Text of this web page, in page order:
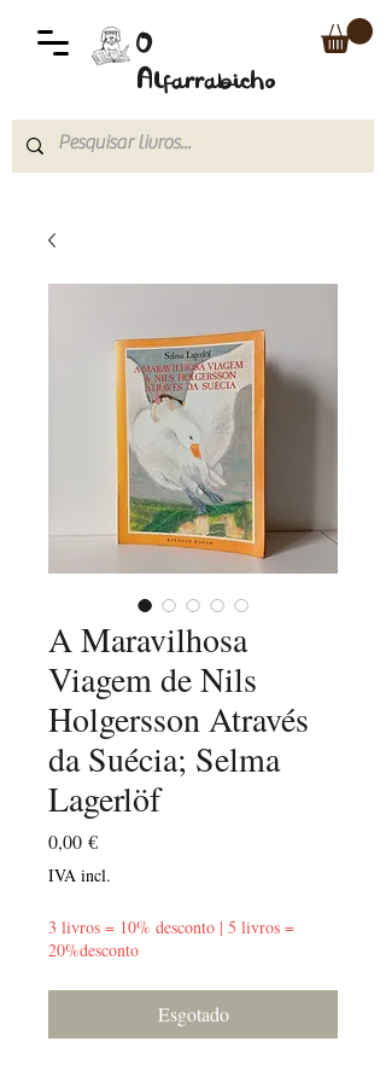
O
Alfarrabicho
A Maravilhosa
Viagem de Nils
Holgersson Através
da Suécia; Selma
Lagerlöf
0,00 €Preço
IVA incl.
3 livros = 10% desconto | 5 livros =
20%desconto
Esgotado